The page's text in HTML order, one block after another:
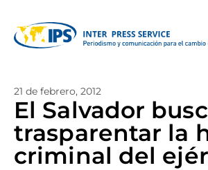
21 de febrero, 2012
El Salvador
trasparentar la
criminal del